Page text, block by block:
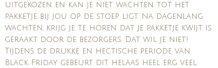
uitgekozen en kan je niet wachten tot het
pakketje bij jou op de stoep ligt. Na dagenlang
wachten, krijg je te horen dat je pakketje kwijt is
geraakt door de bezorgers. Dat wil je niet!
Tijdens de drukke en hectische periode van
Black Friday gebeurt dit helaas heel erg veel.